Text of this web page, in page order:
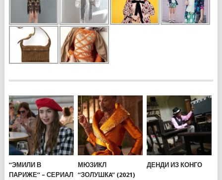
“ЭМИЛИ В
ПАРИЖЕ” – СЕРИАЛ
МЮЗИКЛ
“ЗОЛУШКA” (2021)
ДЕНДИ ИЗ КОНГО